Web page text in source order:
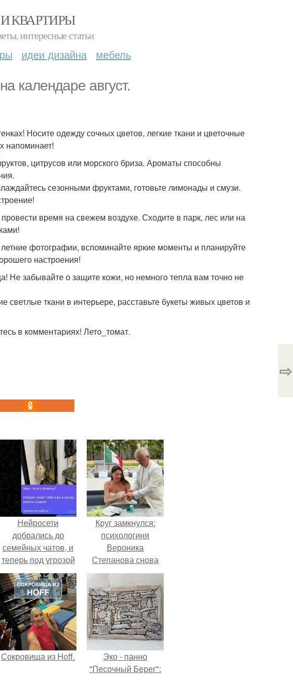
КВАРТИРЫ
интересные статьи
идеи дизайна мебель
календаре август.
Носите одежду сочных цветов, легкие ткани и цветочные
напоминает!
цитрусов или морского бриза. Ароматы способны
сезонными фруктами, готовьте лимонады и смузи.
время на свежем воздухе. Сходите в парк, лес или на
фотографии, вспоминайте яркие моменты и планируйте
настроения!
Не забывайте о защите кожи, но немного тепла вам точно не
светлые ткани в интерьере, расставьте букеты живых цветов и
в комментариях! Лето_томат.
⇨
Нейросети
добрались до
семейных чатов, и
теперь под угрозой
мамины нервы.
Круг замкнулся:
психологиня
Вероника
Степанова снова
вышла замуж за
собственного
бывшего мужа.
Сокровища из Hoff.
Эко - панно
"Песочный Берег":